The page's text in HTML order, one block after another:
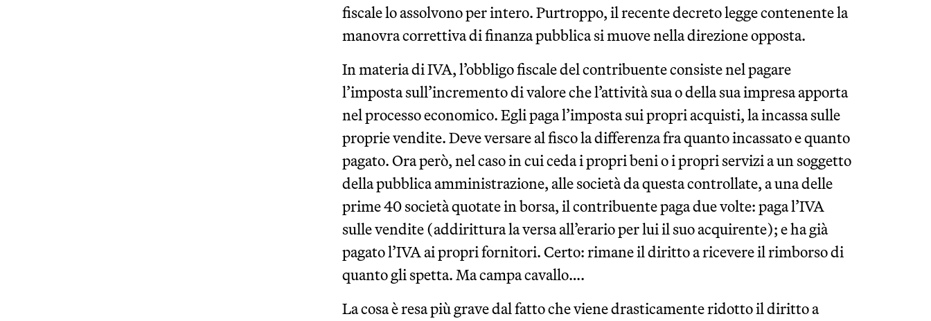
fiscale lo assolvono per intero. Purtroppo, il recente decreto legge contenente la
manovra correttiva di finanza pubblica si muove nella direzione opposta.
In materia di IVA, l’obbligo fiscale del contribuente consiste nel pagare
l’imposta sull’incremento di valore che l’attività sua o della sua impresa apporta
nel processo economico. Egli paga l’imposta sui propri acquisti, la incassa sulle
proprie vendite. Deve versare al fisco la differenza fra quanto incassato e quanto
pagato. Ora però, nel caso in cui ceda i propri beni o i propri servizi a un soggetto
della pubblica amministrazione, alle società da questa controllate, a una delle
prime 40 società quotate in borsa, il contribuente paga due volte: paga l’IVA
sulle vendite (addirittura la versa all’erario per lui il suo acquirente); e ha già
pagato l’IVA ai propri fornitori. Certo: rimane il diritto a ricevere il rimborso di
quanto gli spetta. Ma campa cavallo….
La cosa è resa più grave dal fatto che viene drasticamente ridotto il diritto a